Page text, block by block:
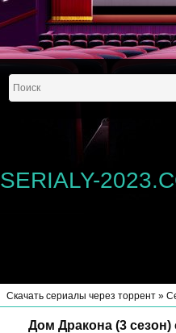
SERIALY-
Скачать сериалы через торрент »
Дом Дракона (3 сезон)